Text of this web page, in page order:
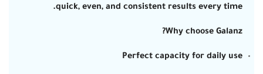
quick, even, and consistent results every time.
Why choose Galanz?
Perfect capacity for daily use